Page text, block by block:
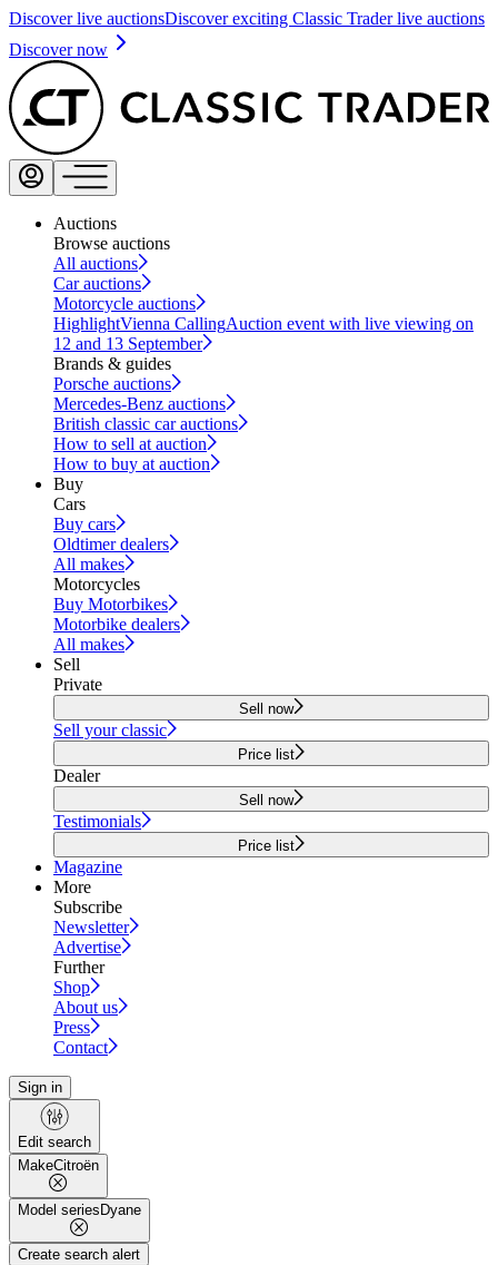
Discover live auctionsDiscover exciting Classic Trader live auctions
Discover now
Auctions
Browse auctions
All auctions
Car auctions
Motorcycle auctions
HighlightVienna CallingAuction event with live viewing on
12 and 13 September
Brands & guides
Porsche auctions
Mercedes-Benz auctions
British classic car auctions
How to sell at auction
How to buy at auction
Buy
Cars
Buy cars
Oldtimer dealers
All makes
Motorcycles
Buy Motorbikes
Motorbike dealers
All makes
Sell
Private
Sell now
Sell your classic
Price list
Dealer
Sell now
Testimonials
Price list
Magazine
More
Subscribe
Newsletter
Advertise
Further
Shop
About us
Press
Contact
Sign in
Edit search
MakeCitroën
Model series Dyane
Create search alert